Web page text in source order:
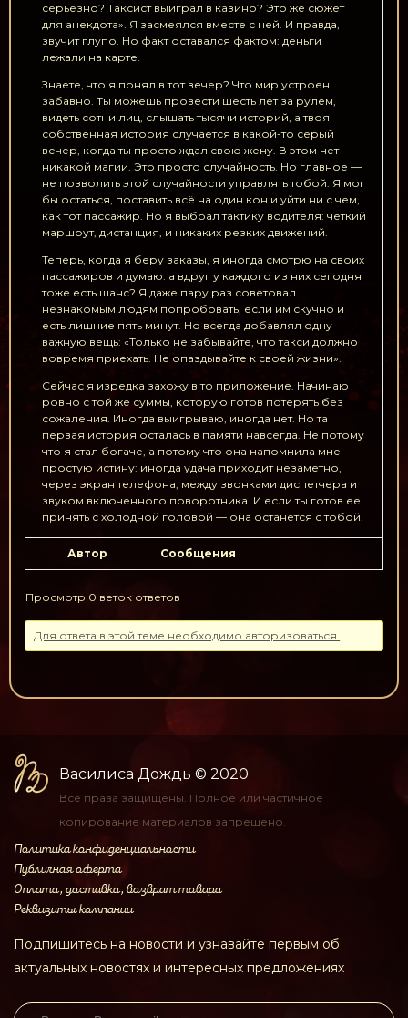
серьезно? Таксист выиграл в казино? Это же сюжет
для анекдота». Я засмеялся вместе с ней. И правда,
звучит глупо. Но факт оставался фактом: деньги
лежали на карте.
Знаете, что я понял в тот вечер? Что мир устроен
забавно. Ты можешь провести шесть лет за рулем,
видеть сотни лиц, слышать тысячи историй, а твоя
собственная история случается в какой-то серый
вечер, когда ты просто ждал свою жену. В этом нет
никакой магии. Это просто случайность. Но главное —
не позволить этой случайности управлять тобой. Я мог
бы остаться, поставить всё на один кон и уйти ни с чем,
как тот пассажир. Но я выбрал тактику водителя: четкий
маршрут, дистанция, и никаких резких движений.
Теперь, когда я беру заказы, я иногда смотрю на своих
пассажиров и думаю: а вдруг у каждого из них сегодня
тоже есть шанс? Я даже пару раз советовал
незнакомым людям попробовать, если им скучно и
есть лишние пять минут. Но всегда добавлял одну
важную вещь: «Только не забывайте, что такси должно
вовремя приехать. Не опаздывайте к своей жизни».
Сейчас я изредка захожу в то приложение. Начинаю
ровно с той же суммы, которую готов потерять без
сожаления. Иногда выигрываю, иногда нет. Но та
первая история осталась в памяти навсегда. Не потому
что я стал богаче, а потому что она напомнила мне
простую истину: иногда удача приходит незаметно,
через экран телефона, между звонками диспетчера и
звуком включенного поворотника. И если ты готов ее
принять с холодной головой — она останется с тобой.
Автор Сообщения
Просмотр 0 веток ответов
Для ответа в этой теме необходимо авторизоваться.
Василиса Дождь © 2020
Все права защищены. Полное или частичное
копирование материалов запрещено.
Политика конфиденциальности
Публичная оферта
Оплата, доставка, возврат товара
Реквизиты компании
Подпишитесь на новости и узнавайте первым об
актуальных новостях и интересных предложениях